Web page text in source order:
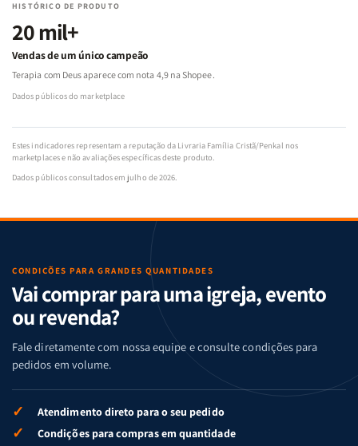
HISTÓRICO DE PRODUTO
20 mil+
Vendas de um único campeão
Terapia com Deus aparece com nota 4,9 na Shopee.
Dados públicos do marketplace
Estes indicadores representam a reputação da Livraria Família Cristã/Penkal nos
marketplaces e não avaliações específicas deste produto.
Dados públicos consultados em julho de 2026.
CONDIÇÕES PARA GRANDES QUANTIDADES
Vai comprar para uma igreja, evento
ou revenda?
Fale diretamente com nossa equipe e consulte condições para
pedidos em volume.
✓ Atendimento direto para o seu pedido
✓ Condições para compras em quantidade